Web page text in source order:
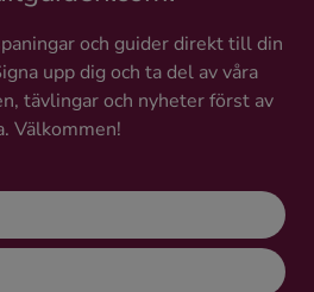
och guider direkt till din
upp dig och ta del av våra
tävlingar och nyheter först av
Välkommen!